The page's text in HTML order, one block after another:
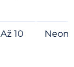
Až 10